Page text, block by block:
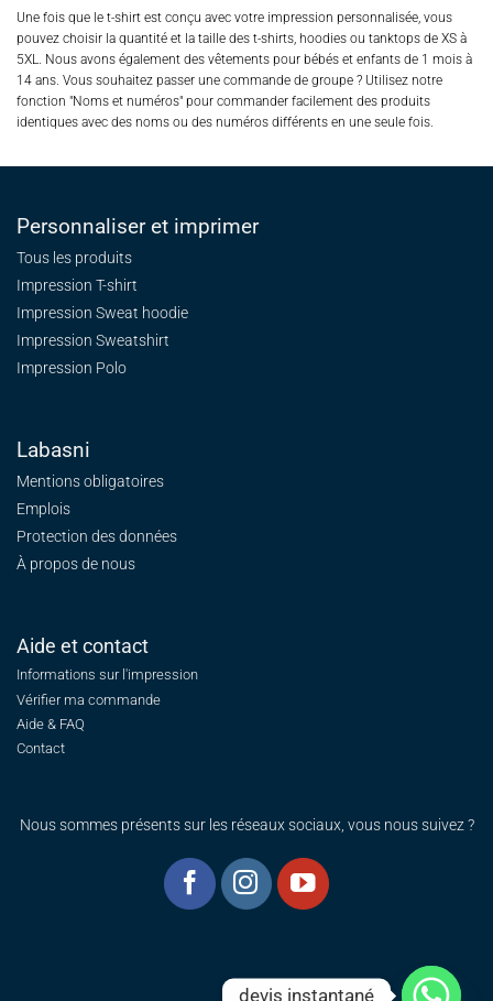
Une fois que le t-shirt est conçu avec votre impression personnalisée, vous
pouvez choisir la quantité et la taille des t-shirts, hoodies ou tanktops de XS à
5XL. Nous avons également des vêtements pour bébés et enfants de 1 mois à
14 ans. Vous souhaitez passer une commande de groupe ? Utilisez notre
fonction "Noms et numéros" pour commander facilement des produits
identiques avec des noms ou des numéros différents en une seule fois.
Personnaliser et imprimer
Tous les produits
Impression T-shirt
Impression Sweat hoodie
Impression Sweatshirt
Impression Polo
Labasni
Mentions obligatoires
Emplois
Protection des données
À propos de nous
Aide et contact
Informations sur l'impression
Vérifier ma commande
Aide & FAQ
Contact
Nous sommes présents sur les réseaux sociaux, vous nous suivez ?
devis instantané